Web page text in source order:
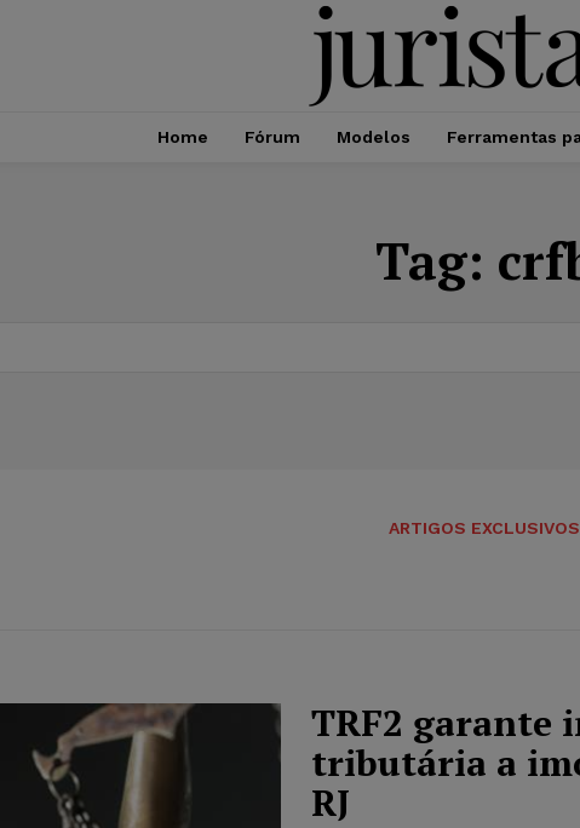
Home Fórum Modelos Ferramentas
Tag:
ARTIGOS EXCLUSIVOS
TRF2 garante
tributária a
RJ